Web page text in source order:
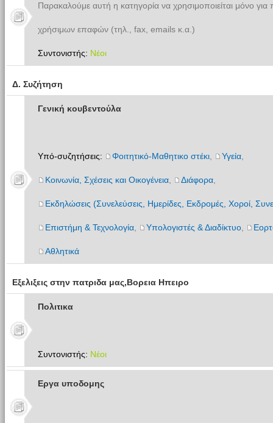
Παρακαλούμε αυτή η κατηγορία να χρησιμοποιείται μόνο
χρήσιμων επαφών (τηλ., fax, emails κ.α.)
Συντονιστής: Νέοι
Δ. Συζήτηση
Γενική κουβεντούλα
Υπό-συζητήσεις: Φοιτητικό-Μαθητικο στέκι, Υγεία,
Κοινωνία, Σχέσεις και Οικογένεια, Διάφορα,
Εκδηλώσεις (Συνελεύσεις, Ημερίδες, Εκδρομές, Χοροί,
Επιστήμη & Τεχνολογία, Υπολογιστές & Διαδίκτυο,
Αθλητικά
Εξελιξεις στην πατριδα μας,Βορεια Ηπειρο
Πολιτικα
Συντονιστής: Νέοι
Εργα υποδομης